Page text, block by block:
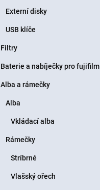
Externí disky
USB klíče
Filtry
Baterie a nabíječky pro fujifilm
Alba a rámečky
Alba
Vkládací alba
Rámečky
Stríbrné
Vlašský ořech